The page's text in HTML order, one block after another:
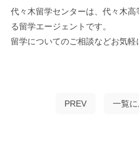
代々木留学センターは、代々木
る留学エージェントです。
留学についてのご相談などお気
PREV 一覧に